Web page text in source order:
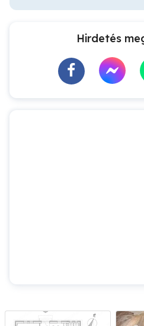
Hirdetés